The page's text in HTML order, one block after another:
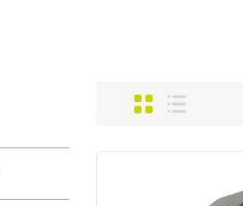
Grille